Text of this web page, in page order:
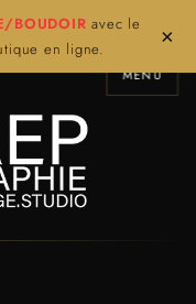
BOUDOIR avec le
en ligne.
×
MENU